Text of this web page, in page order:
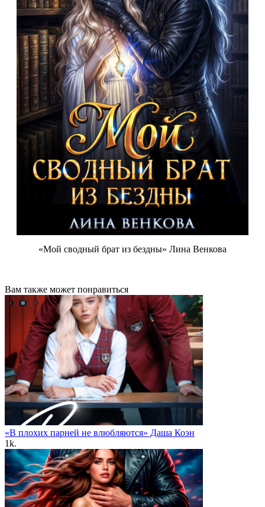
«Мой сводный брат из бездны» Лина Венкова
Вам также может понравиться
«В плохих парней не влюбляются» Даша Коэн
1k.